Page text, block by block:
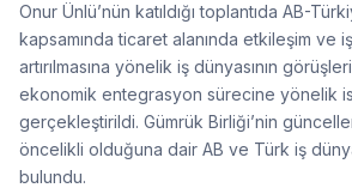
Onur Ünlü’nün katıldığı toplantıda AB-
kapsamında ticaret alanında etkileşim ve
artırılmasına yönelik iş dünyasının
ekonomik entegrasyon sürecine yönelik
gerçekleştirildi. Gümrük Birliği’nin
öncelikli olduğuna dair AB ve Türk iş
bulundu.